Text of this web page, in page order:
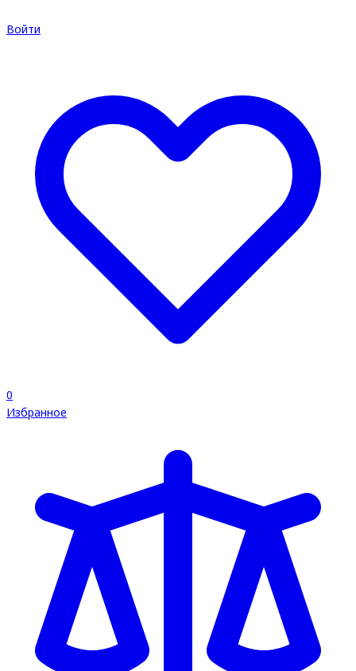
Войти
0
Избранное